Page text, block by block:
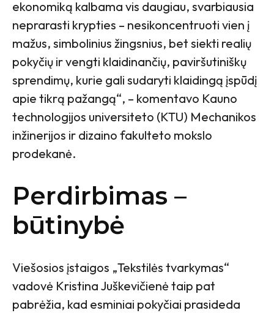
ekonomiką kalbama vis daugiau, svarbiausia
neprarasti krypties – nesikoncentruoti vien į
mažus, simbolinius žingsnius, bet siekti realių
pokyčių ir vengti klaidinančių, paviršutiniškų
sprendimų, kurie gali sudaryti klaidingą įspūdį
apie tikrą pažangą“, – komentavo Kauno
technologijos universiteto (KTU) Mechanikos
inžinerijos ir dizaino fakulteto mokslo
prodekanė.
Perdirbimas –
būtinybė
Viešosios įstaigos „Tekstilės tvarkymas“
vadovė Kristina Juškevičienė taip pat
pabrėžia, kad esminiai pokyčiai prasideda